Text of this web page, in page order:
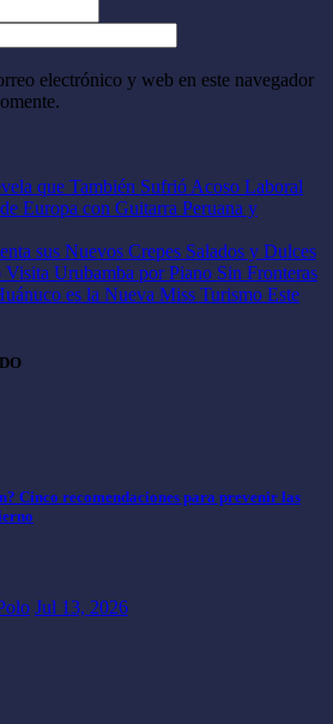
electrónico y web en este navegador
que También Sufrió Acoso Laboral
Europa con Guitarra Peruana y
sus Nuevos Crepes Salados y Dulces
Urubamba por Piano Sin Fronteras
es la Nueva Miss Turismo Este
Cinco recomendaciones para prevenir las
Jul 13, 2026